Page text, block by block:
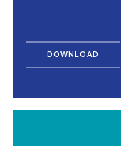
DOWNLOAD